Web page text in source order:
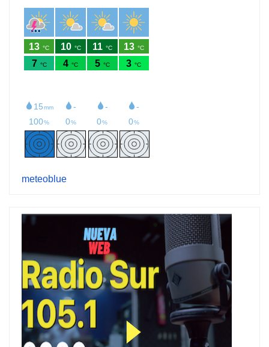
meteoblue